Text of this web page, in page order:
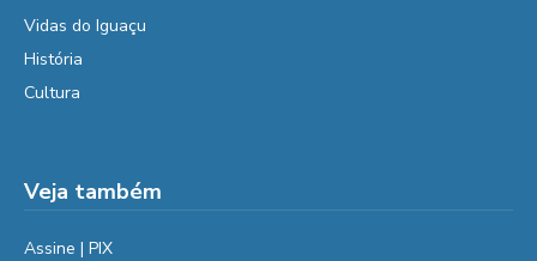
Vidas do Iguaçu
História
Cultura
Veja também
Assine | PIX